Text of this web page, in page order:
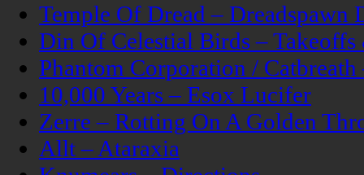
Temple Of Dread – Dreadspawn
Din Of Celestial Birds –
Phantom Corporation /
10,000 Years – Esox Lucifer
Zerre – Rotting On A Golden
Allt – Ataraxia